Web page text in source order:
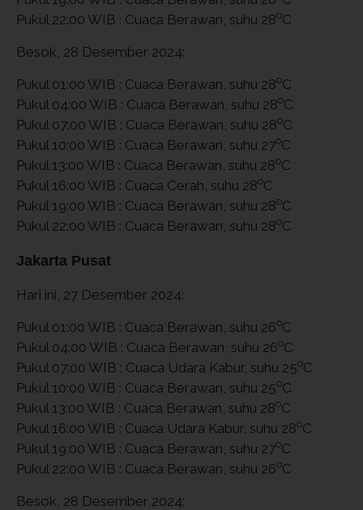
Pukul 22:00 WIB : Cuaca Berawan, suhu 28oC
Besok, 28 Desember 2024:
Pukul 01:00 WIB : Cuaca Berawan, suhu 28oC
Pukul 04:00 WIB : Cuaca Berawan, suhu 28oC
Pukul 07:00 WIB : Cuaca Berawan, suhu 28oC
Pukul 10:00 WIB : Cuaca Berawan, suhu 27oC
Pukul 13:00 WIB : Cuaca Berawan, suhu 28oC
Pukul 16:00 WIB : Cuaca Cerah, suhu 28oC
Pukul 19:00 WIB : Cuaca Berawan, suhu 28oC
Pukul 22:00 WIB : Cuaca Berawan, suhu 28oC
Jakarta Pusat
Hari ini, 27 Desember 2024:
Pukul 01:00 WIB : Cuaca Berawan, suhu 26oC
Pukul 04:00 WIB : Cuaca Berawan, suhu 26oC
Pukul 07:00 WIB : Cuaca Udara Kabur, suhu 25oC
Pukul 10:00 WIB : Cuaca Berawan, suhu 25oC
Pukul 13:00 WIB : Cuaca Berawan, suhu 28oC
Pukul 16:00 WIB : Cuaca Udara Kabur, suhu 28oC
Pukul 19:00 WIB : Cuaca Berawan, suhu 27oC
Pukul 22:00 WIB : Cuaca Berawan, suhu 26oC
Besok, 28 Desember 2024: